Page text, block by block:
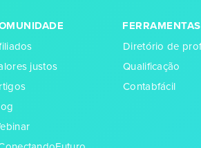
justos
FERRAMENTAS
Diretório de
Qualificação
Contabfácil